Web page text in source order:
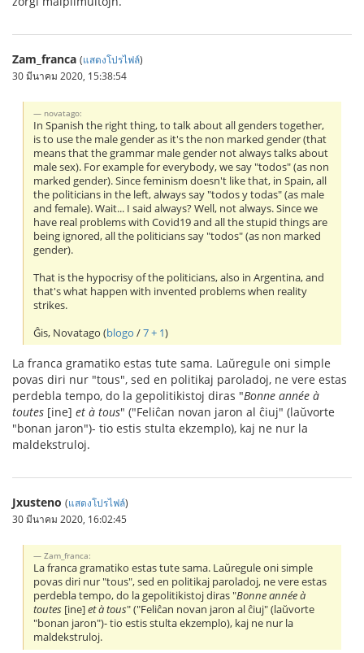
Zam_franca (แสดงโปรไฟล์)
30 มีนาคม 2020, 15:38:54
novatago:
In Spanish the right thing, to talk about all genders together,
is to use the male gender as it's the non marked gender (that
means that the grammar male gender not always talks about
male sex). For example for everybody, we say "todos" (as non
marked gender). Since feminism doesn't like that, in Spain, all
the politicians in the left, always say "todos y todas" (as male
and female). Wait... I said always? Well, not always. Since we
have real problems with Covid19 and all the stupid things are
being ignored, all the politicians say "todos" (as non marked
gender).
That is the hypocrisy of the politicians, also in Argentina, and
that's what happen with invented problems when reality
strikes.
Ĝis, Novatago (blogo /7 + 1)
La franca gramatiko estas tute sama. Laŭregule oni simple
povas diri nur "tous", sed en politikaj paroladoj, ne vere estas
perdebla tempo, do la gepolitikistoj diras "Bonne année à
toutes [ine] et à tous" ("Feliĉan novan jaron al ĉiuj" (laŭvorte
"bonan jaron")- tio estis stulta ekzemplo), kaj ne nur la
maldekstruloj.
Jxusteno (แสดงโปรไฟล์)
30 มีนาคม 2020, 16:02:45
Zam_franca:
La franca gramatiko estas tute sama. Laŭregule oni simple
povas diri nur "tous", sed en politikaj paroladoj, ne vere estas
perdebla tempo, do la gepolitikistoj diras "Bonne année à
toutes [ine]et à tous" ("Feliĉan novan jaron al ĉiuj" (laŭvorte
"bonan jaron")- tio estis stulta ekzemplo), kaj ne nur la
maldekstruloj.